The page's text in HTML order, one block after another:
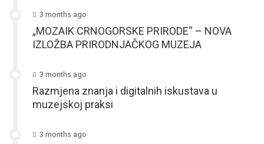
3 months ago
„MOZAIK CRNOGORSKE PRIRODE“ – NOVA
IZLOŽBA PRIRODNJAČKOG MUZEJA
3 months ago
Razmjena znanja i digitalnih iskustava u
muzejskoj praksi
3 months ago